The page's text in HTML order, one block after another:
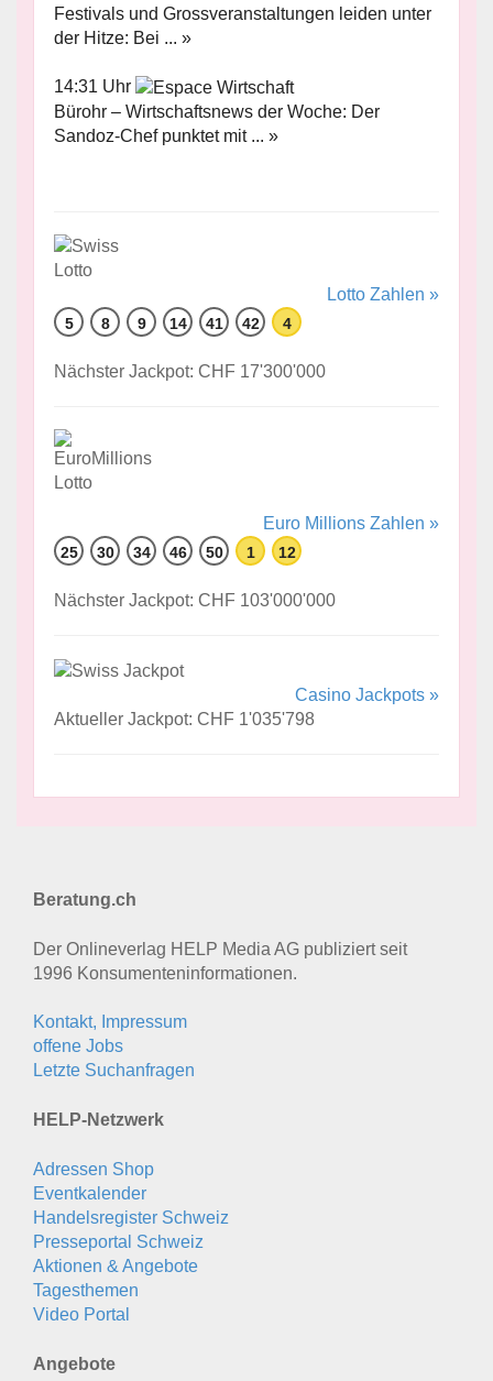
Festivals und Grossveranstaltungen leiden unter
der Hitze: Bei ... »
14:31 Uhr
Bürohr – Wirtschaftsnews der Woche: Der
Sandoz-Chef punktet mit ... »
Lotto Zahlen »
5 8 9 14 41 42 4
Nächster Jackpot: CHF 17'300'000
Euro Millions Zahlen »
25 30 34 46 50 1 12
Nächster Jackpot: CHF 103'000'000
Casino Jackpots »
Aktueller Jackpot: CHF 1'035'798
Beratung.ch
Der Onlineverlag HELP Media AG publiziert seit
1996 Konsumenten­informationen.
Kontakt, Impressum
offene Jobs
Letzte Suchanfragen
HELP-Netzwerk
Adressen Shop
Eventkalender
Handelsregister Schweiz
Presseportal Schweiz
Aktionen & Angebote
Tagesthemen
Video Portal
Angebote